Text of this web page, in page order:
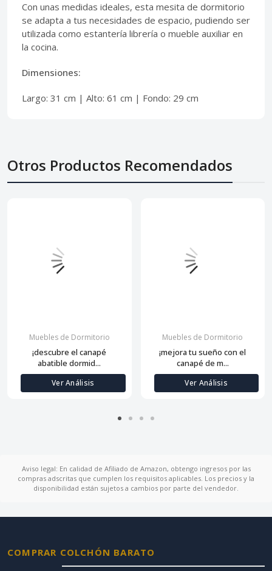
Con unas medidas ideales, esta mesita de dormitorio
se adapta a tus necesidades de espacio, pudiendo ser
utilizada como estantería librería o mueble auxiliar en
la cocina.
Dimensiones:
Largo: 31 cm | Alto: 61 cm | Fondo: 29 cm
Otros Productos Recomendados
Muebles de Dormitorio
¡descubre el canapé
abatible dormid...
Ver Análisis
Muebles de Dormitorio
¡mejora tu sueño con el
canapé de m...
Ver Análisis
Aviso legal: En calidad de Afiliado de Amazon, obtengo ingresos por las
compras adscritas que cumplen los requisitos aplicables. Los precios y la
disponibilidad están sujetos a cambios por parte del vendedor.
COMPRAR COLCHÓN BARATO